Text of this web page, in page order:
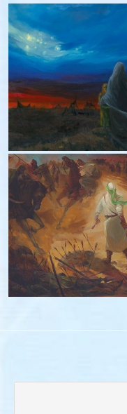
مارأیت الی جمیلا – ۱۳۹۰
حسین – ۱۳۹۲